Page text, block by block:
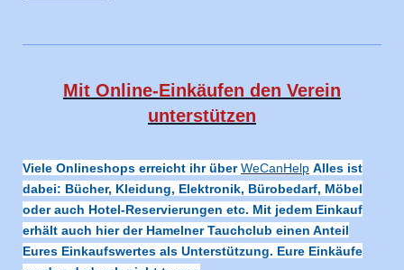
Mit Online-Einkäufen den Verein
unterstützen
Viele Onlineshops erreicht ihr über WeCanHelp Alles ist
dabei: Bücher, Kleidung, Elektronik, Bürobedarf, Möbel
oder auch Hotel-Reservierungen etc. Mit jedem Einkauf
erhält auch hier der Hamelner Tauchclub einen Anteil
Eures Einkaufswertes als Unterstützung. Eure Einkäufe